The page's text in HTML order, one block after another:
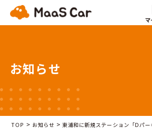
お知らせ
TOP > お知らせ >東浦和に新規ステーション「Dパー